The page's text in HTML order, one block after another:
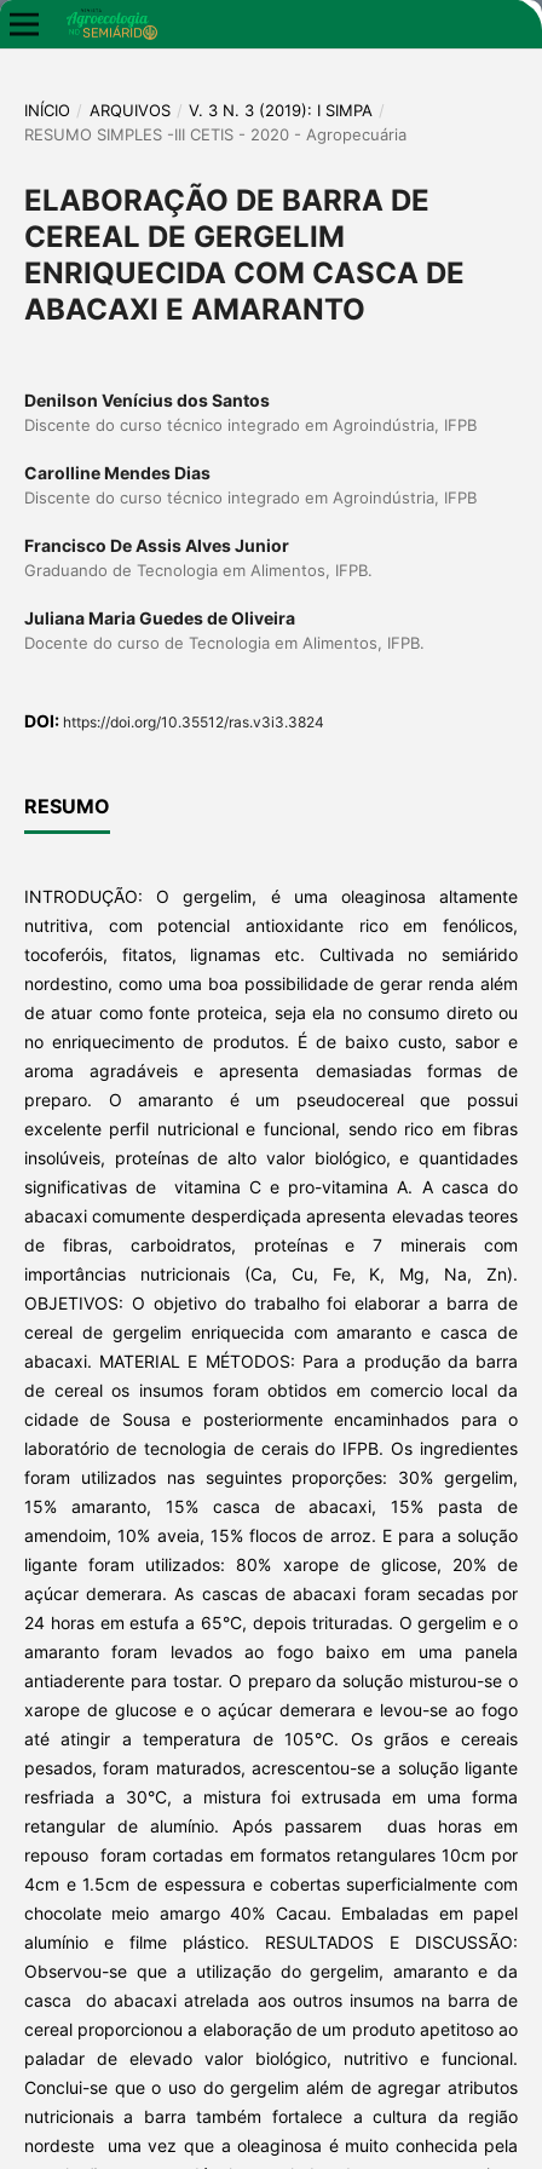
INÍCIO / ARQUIVOS / V. 3 N. 3 (2019): I SIMPA /
RESUMO SIMPLES -III CETIS - 2020 - Agropecuária
ELABORAÇÃO DE BARRA DE
CEREAL DE GERGELIM
ENRIQUECIDA COM CASCA DE
ABACAXI E AMARANTO
Denilson Venícius dos Santos
Discente do curso técnico integrado em Agroindústria, IFPB
Carolline Mendes Dias
Discente do curso técnico integrado em Agroindústria, IFPB
Francisco De Assis Alves Junior
Graduando de Tecnologia em Alimentos, IFPB.
Juliana Maria Guedes de Oliveira
Docente do curso de Tecnologia em Alimentos, IFPB.
DOI: https://doi.org/10.35512/ras.v3i3.3824
RESUMO
INTRODUÇÃO: O gergelim, é uma oleaginosa altamente
nutritiva, com potencial antioxidante rico em fenólicos,
tocoferóis, fitatos, lignamas etc. Cultivada no semiárido
nordestino, como uma boa possibilidade de gerar renda além
de atuar como fonte proteica, seja ela no consumo direto ou
no enriquecimento de produtos. É de baixo custo, sabor e
aroma agradáveis e apresenta demasiadas formas de
preparo. O amaranto é um pseudocereal que possui
excelente perfil nutricional e funcional, sendo rico em fibras
insolúveis, proteínas de alto valor biológico, e quantidades
significativas de vitamina C e pro-vitamina A. A casca do
abacaxi comumente desperdiçada apresenta elevadas teores
de fibras, carboidratos, proteínas e 7 minerais com
importâncias nutricionais (Ca, Cu, Fe, K, Mg, Na, Zn).
OBJETIVOS: O objetivo do trabalho foi elaborar a barra de
cereal de gergelim enriquecida com amaranto e casca de
abacaxi. MATERIAL E MÉTODOS: Para a produção da barra
de cereal os insumos foram obtidos em comercio local da
cidade de Sousa e posteriormente encaminhados para o
laboratório de tecnologia de cerais do IFPB. Os ingredientes
foram utilizados nas seguintes proporções: 30% gergelim,
15% amaranto, 15% casca de abacaxi, 15% pasta de
amendoim, 10% aveia, 15% flocos de arroz. E para a solução
ligante foram utilizados: 80% xarope de glicose, 20% de
açúcar demerara. As cascas de abacaxi foram secadas por
24 horas em estufa a 65°C, depois trituradas. O gergelim e o
amaranto foram levados ao fogo baixo em uma panela
antiaderente para tostar. O preparo da solução misturou-se o
xarope de glucose e o açúcar demerara e levou-se ao fogo
até atingir a temperatura de 105°C. Os grãos e cereais
pesados, foram maturados, acrescentou-se a solução ligante
resfriada a 30°C, a mistura foi extrusada em uma forma
retangular de alumínio. Após passarem duas horas em
repouso foram cortadas em formatos retangulares 10cm por
4cm e 1.5cm de espessura e cobertas superficialmente com
chocolate meio amargo 40% Cacau. Embaladas em papel
alumínio e filme plástico. RESULTADOS E DISCUSSÃO:
Observou-se que a utilização do gergelim, amaranto e da
casca do abacaxi atrelada aos outros insumos na barra de
cereal proporcionou a elaboração de um produto apetitoso ao
paladar de elevado valor biológico, nutritivo e funcional.
Conclui-se que o uso do gergelim além de agregar atributos
nutricionais a barra também fortalece a cultura da região
nordeste uma vez que a oleaginosa é muito conhecida pela